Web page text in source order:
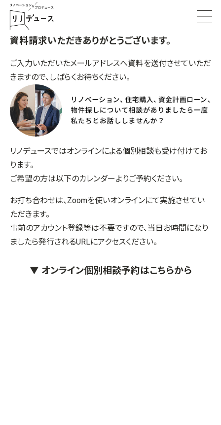
資料請求いただきありがとうございます。
ご入力いただいたメールアドレスへ資料を送付させていただ
きますので、しばらくお待ちください。
リノデュースではオンラインによる個別相談も受け付けてお
ります。
ご希望の方は以下のカレンダーよりご予約ください。
お打ち合わせは、Zoomを使いオンラインにて実施させてい
ただきます。
事前のアカウント登録等は不要ですので、当日お時間になり
ましたら発行されるURLにアクセスください。
▼ オンライン個別相談予約はこちらから